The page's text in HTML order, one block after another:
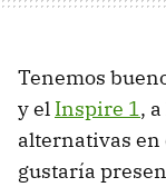
Tenemos
y el Inspire 1 ,
alternativas en
gustaría